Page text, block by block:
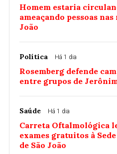
Homem estaria
ameaçando pessoas
João
Política Há 1 dia
Rosemberg defende
entre grupos de
Saúde Há 1 dia
Carreta Oftalmológica
exames gratuitos à
de São João